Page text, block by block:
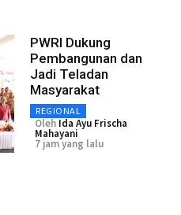
PWRI Dukung
Pembangunan dan
Jadi Teladan
Masyarakat
REGIONAL
Oleh Ida Ayu Frischa
Mahayani
7 jam yang lalu